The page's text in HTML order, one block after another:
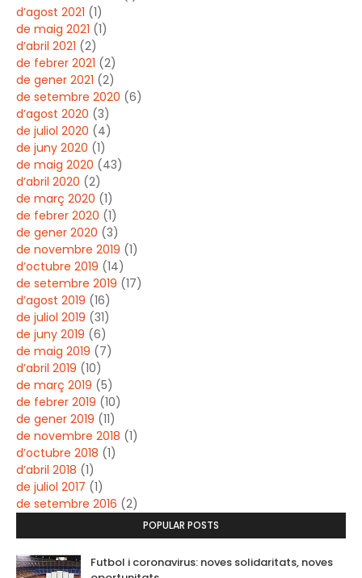
d’agost 2021 (1)
de maig 2021 (1)
d’abril 2021 (2)
de febrer 2021 (2)
de gener 2021 (2)
de setembre 2020 (6)
d’agost 2020 (3)
de juliol 2020 (4)
de juny 2020 (1)
de maig 2020 (43)
d’abril 2020 (2)
de març 2020 (1)
de febrer 2020 (1)
de gener 2020 (3)
de novembre 2019 (1)
d’octubre 2019 (14)
de setembre 2019 (17)
d’agost 2019 (16)
de juliol 2019 (31)
de juny 2019 (6)
de maig 2019 (7)
d’abril 2019 (10)
de març 2019 (5)
de febrer 2019 (10)
de gener 2019 (11)
de novembre 2018 (1)
d’octubre 2018 (1)
d’abril 2018 (1)
de juliol 2017 (1)
de setembre 2016 (2)
POPULAR POSTS
Futbol i coronavirus: noves solidaritats, noves